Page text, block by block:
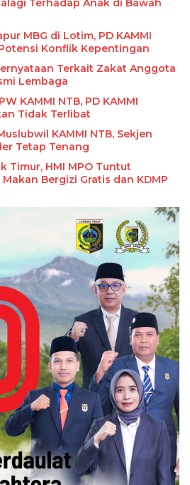
Terhadap Anak di Bawah
MBG di Lotim, PD KAMMI
Konflik Kepentingan
Terkait Zakat Anggota
Lembaga
KAMMI NTB, PD KAMMI
Tidak Terlibat
KAMMI NTB, Sekjen
Tetap Tenang
Timur, HMI MPO Tuntut
Bergizi Gratis dan KDMP